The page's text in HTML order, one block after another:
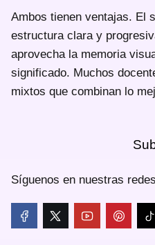
Ambos tienen ventajas. El
estructura clara y
aprovecha la memoria
significado. Muchos
mixtos que combinan lo
Síguenos en nuestras redes